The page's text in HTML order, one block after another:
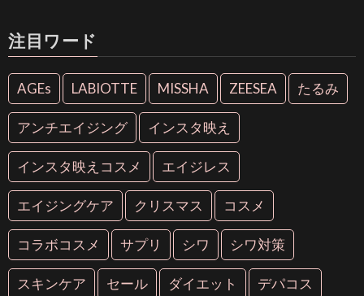
注目ワード
AGEs LABIOTTE MISSHA ZEESEA たるみ
アンチエイジング インスタ映え
インスタ映えコスメ エイジレス
エイジングケア クリスマス コスメ
コラボコスメ サプリ シワ シワ対策
スキンケア セール ダイエット デパコス